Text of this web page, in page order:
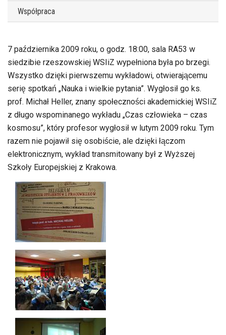
Współpraca
7 października 2009 roku, o godz. 18:00, sala RA53 w
siedzibie rzeszowskiej WSIiZ wypełniona była po brzegi.
Wszystko dzięki pierwszemu wykładowi, otwierającemu
serię spotkań „Nauka i wielkie pytania”. Wygłosił go ks.
prof. Michał Heller, znany społeczności akademickiej WSIiZ
z długo wspominanego wykładu „Czas człowieka – czas
kosmosu”, który profesor wygłosił w lutym 2009 roku. Tym
razem nie pojawił się osobiście, ale dzięki łączom
elektronicznym, wykład transmitowany był z Wyższej
Szkoły Europejskiej z Krakowa.